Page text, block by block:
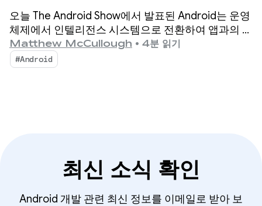
오늘 The Android Show에서 발표된 Android는 운영
체제에서 인텔리전스 시스템으로 전환하여 앱과의 참
여 기회를 늘리고 있습니다.
Matthew McCullough • 4분 읽기
#Android
최신 소식 확인
Android 개발 관련 최신 정보를 이메일로 받아 보